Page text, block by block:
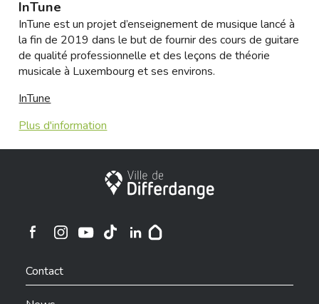
InTune
InTune est un projet d’enseignement de musique lancé à
la fin de 2019 dans le but de fournir des cours de guitare
de qualité professionnelle et des leçons de théorie
musicale à Luxembourg et ses environs.
InTune
Plus d'information
City of Differdange
Ville de Differdange sur Instagram
Contact